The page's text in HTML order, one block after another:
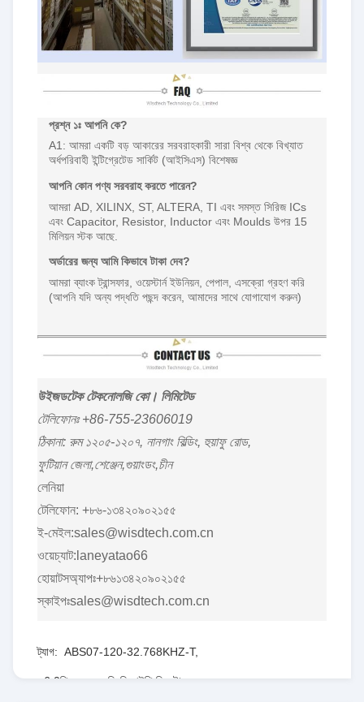
প্রশ্ন ১ঃ আপনি কে?
A1: আমরা একটি বড় আকারের সরবরাহকারী সারা বিশ্ব থেকে বিখ্যাত
অর্ধপরিবাহী ইন্টিগ্রেটেড সার্কিট (আইসিএস) বিশেষজ্ঞ
আপনি কোন পণ্য সরবরাহ করতে পারেন?
আমরা AD, XILINX, ST, ALTERA, TI এবং সমস্ত সিরিজ ICs
এবং Capacitor, Resistor, Inductor এবং Moulds উপর 15
মিলিয়ন স্টক আছে.
অর্ডারের জন্য আমি কিভাবে টাকা দেব?
আমরা ব্যাংক ট্রান্সফার, ওয়েস্টার্ন ইউনিয়ন, পেপাল, এসক্রো গ্রহণ করি
(আপনি যদি অন্য পদ্ধতি পছন্দ করেন, আমাদের সাথে যোগাযোগ করুন)
উইজডটেক টেকনোলজি কো। লিমিটেড
টেলিফোনঃ +86-755-23606019
ঠিকানা: রুম ১২০৫-১২০৭, নানগাং বিল্ডিং, হুয়াফু রোড,
ফুটিয়ান জেলা,শেঞ্জেন,গুয়াংডং,চীন
লেনিয়া
টেলিফোন: +৮৬-১৩৪২০৯০২১৫৫
ই-মেইল:sales@wisdtech.com.cn
ওয়েচ্যাট:laneyatao66
হোয়াটসঅ্যাপঃ+৮৬১৩৪২০৯০২১৫৫
স্কাইপঃsales@wisdtech.com.cn
ট্যাগ: ABS07-120-32.768KHZ-T,
6.0পিএফ এসএমডি ডিআইপি ক্রিস্টাল,